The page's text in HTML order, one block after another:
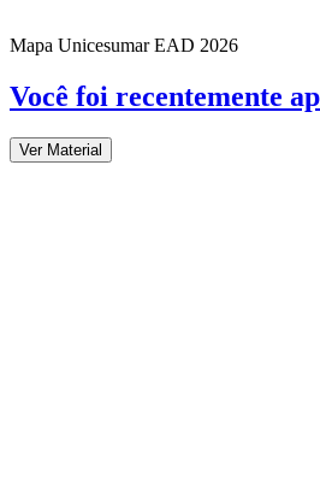
Mapa Unicesumar EAD 2026
Você foi recentemente
Ver Material